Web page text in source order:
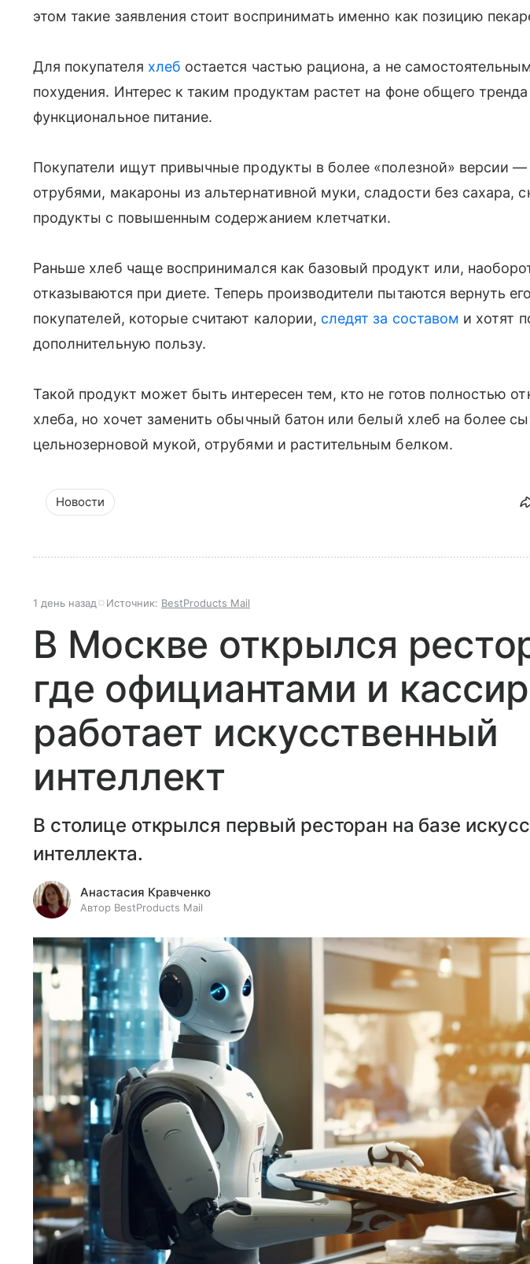
этом такие заявления стоит воспринимать именно как позицию
Для покупателя хлеб остается частью рациона, а не
похудения. Интерес к таким продуктам растет на фоне общего тренда
функциональное питание.
Покупатели ищут привычные продукты в более «полезной» версии —
отрубями, макароны из альтернативной муки, сладости без сахара,
продукты с повышенным содержанием клетчатки.
Раньше хлеб чаще воспринимался как базовый продукт или,
отказываются при диете. Теперь производители пытаются вернуть
покупателей, которые считают калории, следят за составом и хотят
дополнительную пользу.
Такой продукт может быть интересен тем, кто не готов полностью
хлеба, но хочет заменить обычный батон или белый хлеб на более
цельнозерновой мукой, отрубями и растительным белком.
Новости
1 день назад Источник: BestProducts Mail
В Москве открылся
где официантами и
работает искусственный
интеллект
В столице открылся первый ресторан на базе
интеллекта.
Анастасия Кравченко
Автор BestProducts Mail